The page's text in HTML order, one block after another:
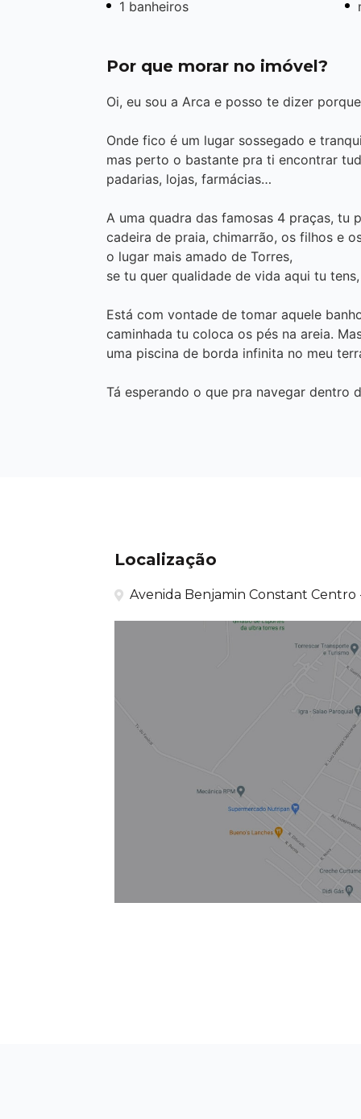
1 banheiros
Por que morar no imóvel?
Oi, eu sou a Arca e posso te dizer
Onde fico é um lugar sossegado e
mas perto o bastante pra ti encontrar
padarias, lojas, farmácias…
A uma quadra das famosas 4 praças, tu
cadeira de praia, chimarrão, os filhos e
o lugar mais amado de Torres,
se tu quer qualidade de vida aqui tu
Está com vontade de tomar aquele
caminhada tu coloca os pés na areia.
uma piscina de borda infinita no meu
Tá esperando o que pra navegar dentro
Localização
Avenida Benjamin Constant Centro